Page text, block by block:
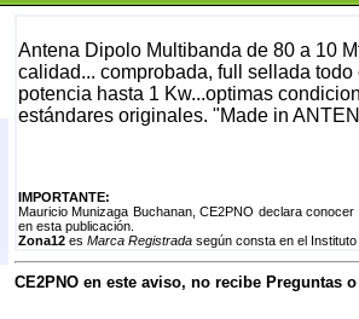
Antena Dipolo Multibanda de 80 a 10
calidad... comprobada, full sellada
potencia hasta 1 Kw...optimas
estándares originales. "Made in
IMPORTANTE:
Mauricio Munizaga Buchanan, CE2PNO declara
en esta publicación.
Zona12 es Marca Registrada según consta en el
CE2PNO en este aviso, no recibe Preguntas